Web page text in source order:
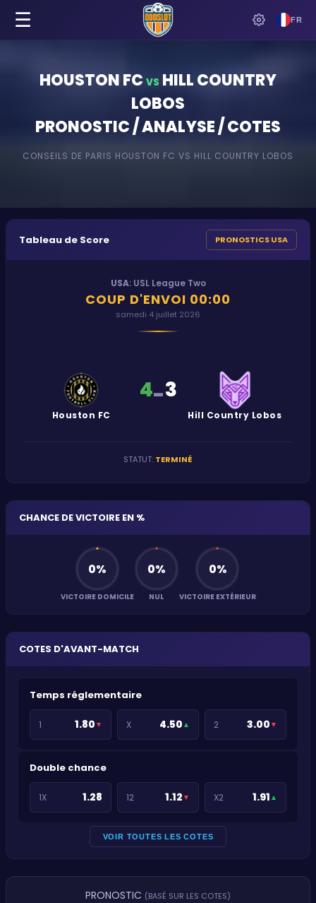
FR
☰
HOUSTON FC VS HILL COUNTRY
LOBOS
PRONOSTIC / ANALYSE / COTES
CONSEILS DE PARIS HOUSTON FC VS HILL COUNTRY LOBOS
Tableau de Score PRONOSTICS USA
USA: USL League Two
COUP D'ENVOI 00:00
samedi 4 juillet 2026
Houston FC
4-3
Hill Country Lobos
STATUT: TERMINÉ
CHANCE DE VICTOIRE EN %
0%
VICTOIRE DOMICILE
0%
NUL
0%
VICTOIRE EXTÉRIEUR
COTES D'AVANT-MATCH
Temps réglementaire
1 1.80 ▼ X 4.50 ▲ 2 3.00 ▼
Double chance
1X 1.28 12 1.12 ▼ X2 1.91 ▲
VOIR TOUTES LES COTES
PRONOSTIC (BASÉ SUR LES COTES)